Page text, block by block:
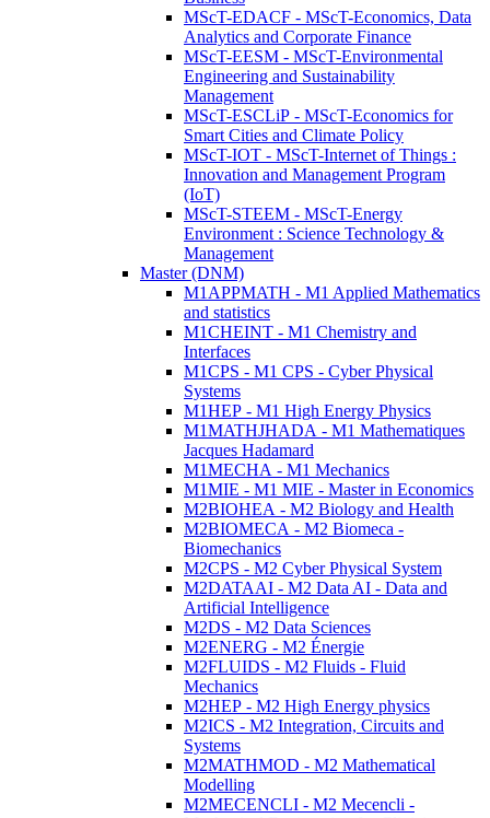
MScT-EDACF - MScT-Economics, Data
Analytics and Corporate Finance
MScT-EESM - MScT-Environmental
Engineering and Sustainability
Management
MScT-ESCLiP - MScT-Economics for
Smart Cities and Climate Policy
MScT-IOT - MScT-Internet of Things :
Innovation and Management Program
(IoT)
MScT-STEEM - MScT-Energy
Environment : Science Technology &
Management
Master (DNM)
M1APPMATH - M1 Applied Mathematics
and statistics
M1CHEINT - M1 Chemistry and
Interfaces
M1CPS - M1 CPS - Cyber Physical
Systems
M1HEP - M1 High Energy Physics
M1MATHJHADA - M1 Mathematiques
Jacques Hadamard
M1MECHA - M1 Mechanics
M1MIE - M1 MIE - Master in Economics
M2BIOHEA - M2 Biology and Health
M2BIOMECA - M2 Biomeca -
Biomechanics
M2CPS - M2 Cyber Physical System
M2DATAAI - M2 Data AI - Data and
Artificial Intelligence
M2DS - M2 Data Sciences
M2ENERG - M2 Énergie
M2FLUIDS - M2 Fluids - Fluid
Mechanics
M2HEP - M2 High Energy physics
M2ICS - M2 Integration, Circuits and
Systems
M2MATHMOD - M2 Mathematical
Modelling
M2MECENCLI - M2 Mecencli -